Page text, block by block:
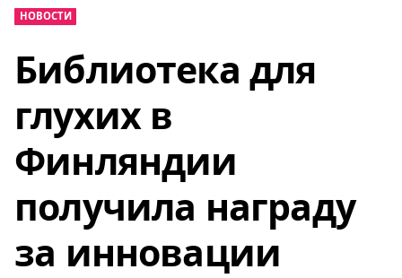
НОВОСТИ
Библиотека для
глухих в
Финляндии
получила награду
за инновации